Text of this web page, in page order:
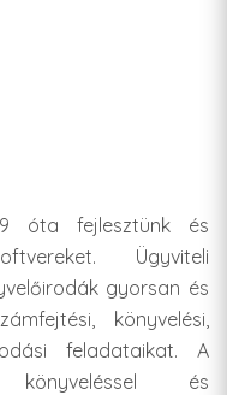
óta fejlesztünk és
Ügyviteli
gyorsan és
könyvelési,
feladataikat. A
könyveléssel és